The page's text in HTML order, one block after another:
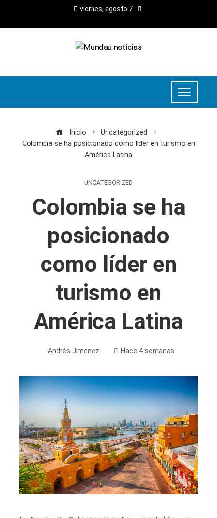
viernes, agosto 7
Inicio
Uncategorized
Colombia se ha posicionado como líder en turismo en
América Latina
UNCATEGORIZED
Colombia se ha
posicionado
como líder en
turismo en
América Latina
Andrés Jimenez Hace 4 semanas